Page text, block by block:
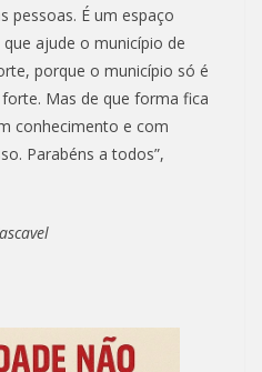
pessoas. É um espaço
ajude o município de
porque o município só é
Mas de que forma fica
conhecimento e com
Parabéns a todos”,